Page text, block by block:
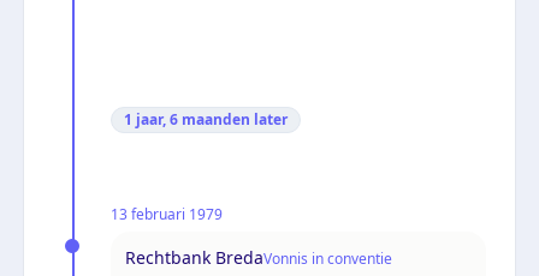
1 jaar, 6 maanden later
13 februari 1979
Rechtbank BredaVonnis in conventie